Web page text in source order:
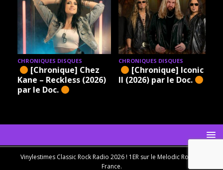
CHRONIQUES DISQUES
[Chronique] Chez
Kane – Reckless (2026)
par le Doc.
CHRONIQUES DISQUES
[Chronique] Iconic –
II (2026) par le Doc.
Vinylestimes Classic Rock Radio 2026 ! 1ER sur le Melodic Rock en
France.